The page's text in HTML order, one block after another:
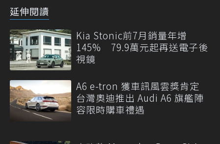
延伸閱讀
Kia Stonic前7月銷量年增
145% 79.9萬元起再送電子後
視鏡
A6 e-tron 獲車訊風雲獎肯定
台灣奧迪推出 Audi A6 旗艦陣
容限時購車禮遇